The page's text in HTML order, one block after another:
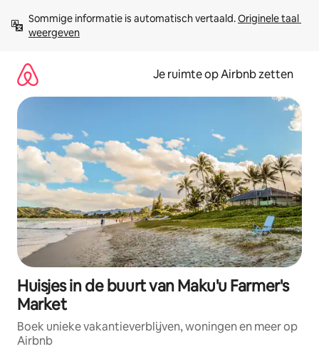
direct
naar
Sommige informatie is automatisch vertaald. Originele taal
weergeven
Je ruimte op Airbnb zetten
Huisjes in de buurt van Maku'u Farmer's
Market
Boek unieke vakantieverblijven, woningen en meer op
Airbnb